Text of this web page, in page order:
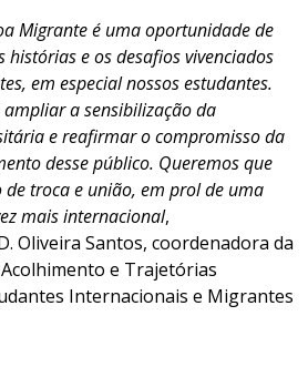
Migrante é uma oportunidade de
histórias e os desafios vivenciados
em especial nossos estudantes.
ampliar a sensibilização da
e reafirmar o compromisso da
desse público. Queremos que
de troca e união, em prol de uma
mais internacional,
Oliveira Santos, coordenadora da
e Trajetórias
Internacionais e Migrantes